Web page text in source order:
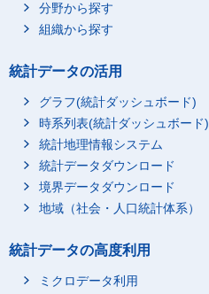
分野から探す
組織から探す
統計データの活用
グラフ(統計ダッシュボード)
時系列表(統計ダッシュボード)
統計地理情報システム
統計データダウンロード
境界データダウンロード
地域（社会・人口統計体系）
統計データの高度利用
ミクロデータ利用